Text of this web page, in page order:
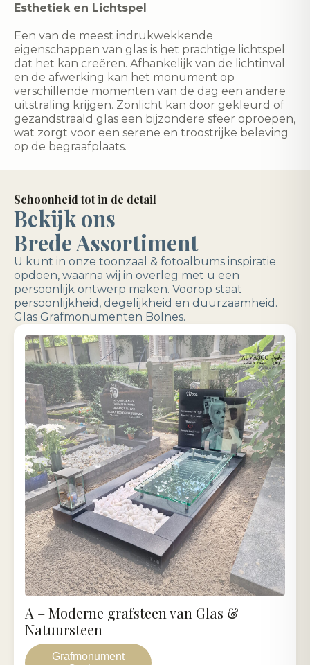
Esthetiek en Lichtspel
Een van de meest indrukwekkende
eigenschappen van glas is het prachtige lichtspel
dat het kan creëren. Afhankelijk van de lichtinval
en de afwerking kan het monument op
verschillende momenten van de dag een andere
uitstraling krijgen. Zonlicht kan door gekleurd of
gezandstraald glas een bijzondere sfeer oproepen,
wat zorgt voor een serene en troostrijke beleving
op de begraafplaats.
Schoonheid tot in de detail
Bekijk ons
Brede Assortiment
U kunt in onze toonzaal & fotoalbums inspiratie
opdoen, waarna wij in overleg met u een
persoonlijk ontwerp maken. Voorop staat
persoonlijkheid, degelijkheid en duurzaamheid.
Glas Grafmonumenten Bolnes.
Grafmonument
A – Moderne grafsteen van Glas &
Natuursteen